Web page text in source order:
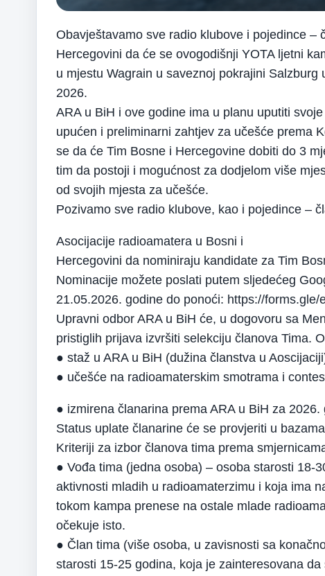
Obavještavamo sve radio klubove i pojedince –
Hercegovini da će se ovogodišnji YOTA ljetni
u mjestu Wagrain u saveznoj pokrajini
2026.
ARA u BiH i ove godine ima u planu uputiti
upućen i preliminarni zahtjev za učešće prema
se da će Tim Bosne i Hercegovine dobiti do 3
tim da postoji i mogućnost za dodjelom više
od svojih mjesta za učešće.
Pozivamo sve radio klubove, kao i pojedince –
Asocijacije radioamatera u Bosni i
Hercegovini da nominiraju kandidate za Tim
Nominacije možete poslati putem sljedećeg
21.05.2026. godine do ponoći: https://forms.gle/
Upravni odbor ARA u BiH će, u dogovoru sa
pristiglih prijava izvršiti selekciju članova Tima.
● staž u ARA u BiH (dužina članstva u
● učešće na radioamaterskim smotrama i
● izmirena članarina prema ARA u BiH za
Status uplate članarine će se provjeriti u
Kriteriji za izbor članova tima prema
● Vođa tima (jedna osoba) – osoba starosti 18-
aktivnosti mladih u radioamaterzimu i koja ima
tokom kampa prenese na ostale mlade
očekuje isto.
● Član tima (više osoba, u zavisnosti sa
starosti 15-25 godina, koja je zainteresovana